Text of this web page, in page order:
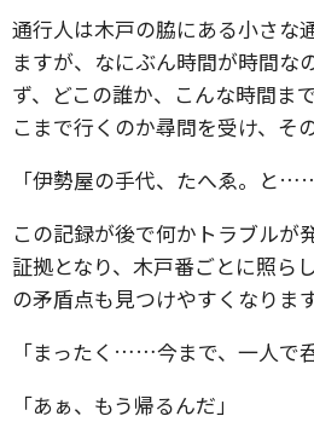
通行人は木戸の脇にある小さな
ますが、なにぶん時間が時間な
ず、どこの誰か、こんな時間ま
こまで行くのか尋問を受け、そ
「伊勢屋の手代、たへゑ。と
この記録が後で何かトラブルが
証拠となり、木戸番ごとに照ら
の矛盾点も見つけやすくなります
「まったく……今まで、一人で
「あぁ、もう帰るんだ」